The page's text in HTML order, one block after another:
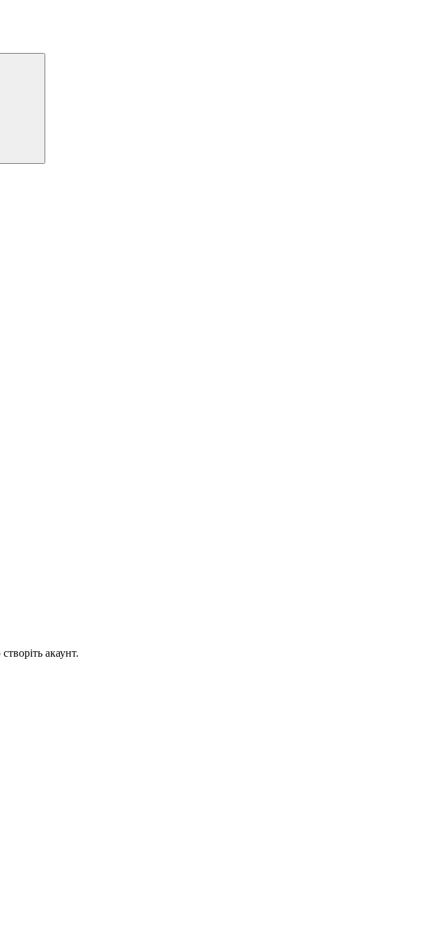
акаунт.